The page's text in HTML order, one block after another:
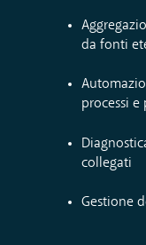
da fonti
processi e
collegati
Gestione